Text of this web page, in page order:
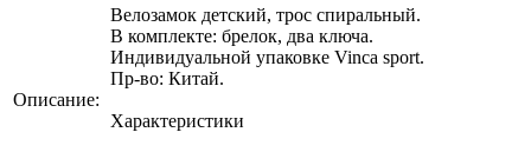
Описание:
Велозамок детский, трос спиральный.
В комплекте: брелок, два ключа.
Индивидуальной упаковке Vinca sport.
Пр-во: Китай.
Характеристики